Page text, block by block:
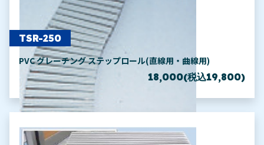
TSR-250
PVC グレーチング ステップロール(直線用・曲線用)
18,000(税込19,800)